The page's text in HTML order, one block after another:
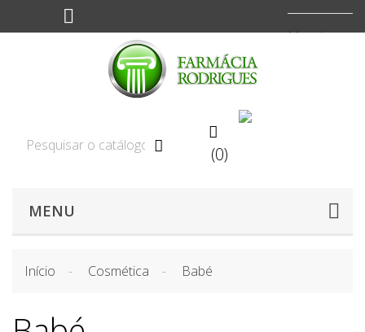
Moeda:


(0)
MENU
Início Cosmética Babé